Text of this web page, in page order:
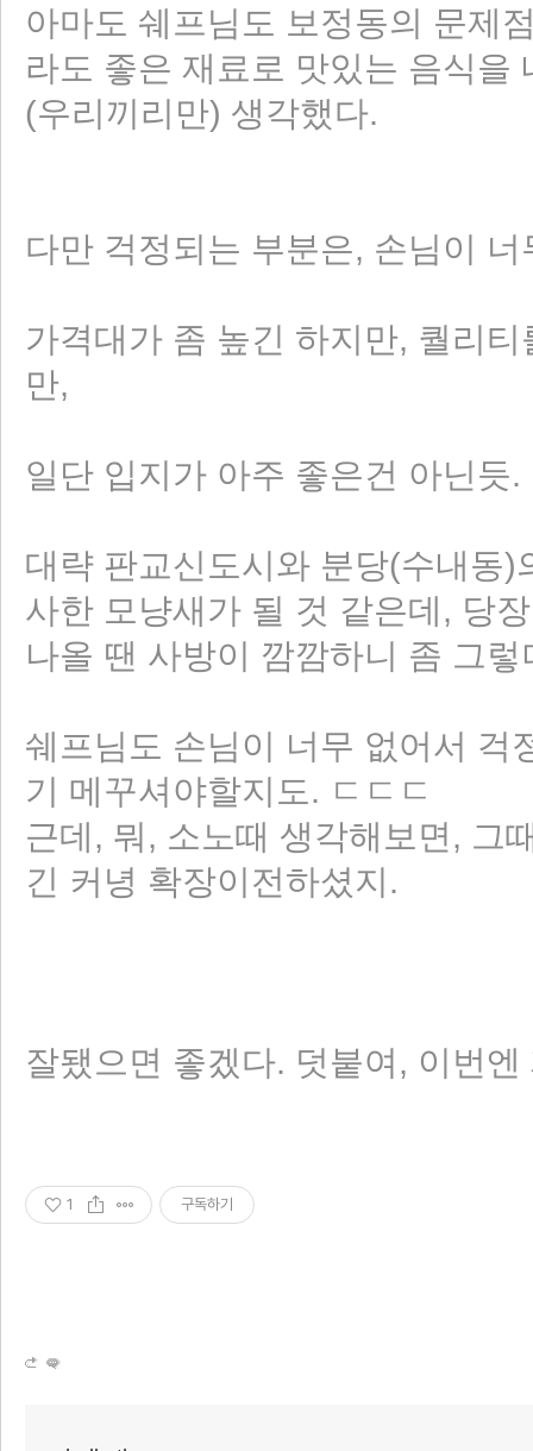
아마도 쉐프님도 보정동의 문제
라도 좋은 재료로 맛있는 음식을
(우리끼리만) 생각했다.
다만 걱정되는 부분은, 손님이 너
가격대가 좀 높긴 하지만, 퀄리
만,
일단 입지가 아주 좋은건 아닌듯.
대략 판교신도시와 분당(수내동
사한 모냥새가 될 것 같은데, 당
나올 땐 사방이 깜깜하니 좀 그렇
쉐프님도 손님이 너무 없어서 걱
기 메꾸셔야할지도. ㄷㄷㄷ
근데, 뭐, 소노때 생각해보면, 그
긴 커녕 확장이전하셨지.
잘됐으면 좋겠다. 덧붙여, 이번
1 구독하기